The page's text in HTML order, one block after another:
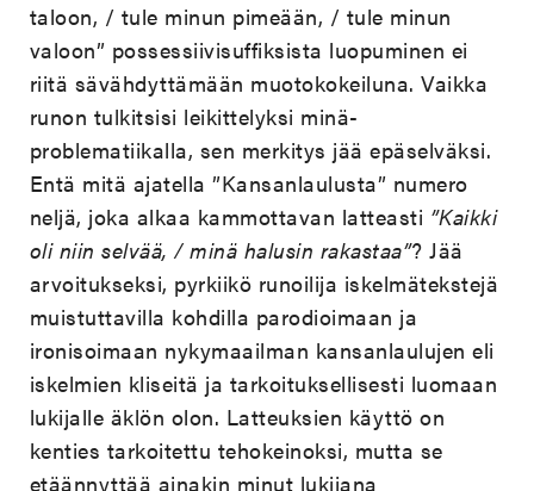
taloon, / tule minun pimeään, / tule minun
valoon” possessiivisuffiksista luopuminen ei
riitä sävähdyttämään muotokokeiluna. Vaikka
runon tulkitsisi leikittelyksi minä-
problematiikalla, sen merkitys jää epäselväksi.
Entä mitä ajatella ”Kansanlaulusta” numero
neljä, joka alkaa kammottavan latteasti ”Kaikki
oli niin selvää, / minä halusin rakastaa”? Jää
arvoitukseksi, pyrkiikö runoilija iskelmätekstejä
muistuttavilla kohdilla parodioimaan ja
ironisoimaan nykymaailman kansanlaulujen eli
iskelmien kliseitä ja tarkoituksellisesti luomaan
lukijalle äklön olon. Latteuksien käyttö on
kenties tarkoitettu tehokeinoksi, mutta se
etäännyttää ainakin minut lukijana